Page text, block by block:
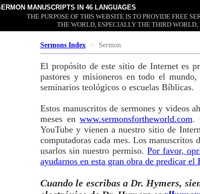
MANUSCRIPTS IN 46 LANGUAGES
THE PURPOSE OF THIS WEBSITE IS TO PROVIDE FREE
THE WORLD, ESPECIALLY THE THIRD
Sermons Index Sermon
El propósito de este sitio de Internet es
pastores y misioneros en todo el
seminarios teológicos o escuelas Bíblicas.
Estos manuscritos de sermones y videos
meses enwww.sermonsfortheworld.com.
YouTube y vienen a nuestro sitio de
computadoras cada mes. Los manuscritos
usarlos sin nuestro permiso.Por favor,
ayudarnos en esta gran obra de predicar
Cuando le escribas a Dr. Hymers,